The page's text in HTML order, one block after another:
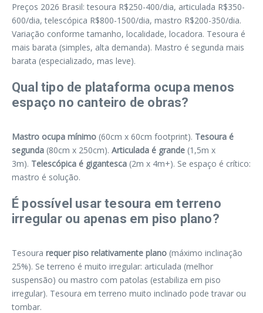
Preços 2026 Brasil: tesoura R$250-400/dia, articulada R$350-
600/dia, telescópica R$800-1500/dia, mastro R$200-350/dia.
Variação conforme tamanho, localidade, locadora. Tesoura é
mais barata (simples, alta demanda). Mastro é segunda mais
barata (especializado, mas leve).
Qual tipo de plataforma ocupa menos
espaço no canteiro de obras?
Mastro ocupa mínimo (60cm x 60cm footprint). Tesoura é
segunda (80cm x 250cm). Articulada é grande (1,5m x
3m). Telescópica é gigantesca (2m x 4m+). Se espaço é crítico:
mastro é solução.
É possível usar tesoura em terreno
irregular ou apenas em piso plano?
Tesoura requer piso relativamente plano (máximo inclinação
25%). Se terreno é muito irregular: articulada (melhor
suspensão) ou mastro com patolas (estabiliza em piso
irregular). Tesoura em terreno muito inclinado pode travar ou
tombar.